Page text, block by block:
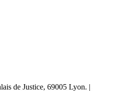
de Justice, 69005 Lyon. |